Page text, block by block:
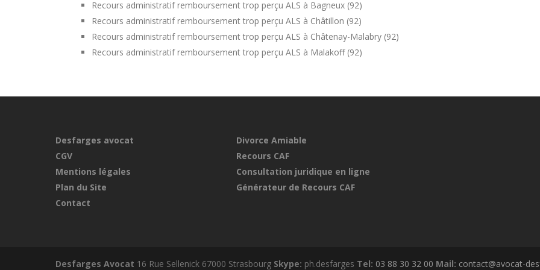
Recours administratif remboursement trop perçu ALS à Bagneux (92)
Recours administratif remboursement trop perçu ALS à Châtillon (92)
Recours administratif remboursement trop perçu ALS à Châtenay-Malabry (92)
Recours administratif remboursement trop perçu ALS à Malakoff (92)
Desfarges avocat
CGV
Mentions légales
Plan du Site
Contact
Divorce Amiable
Recours CAF
Consultation juridique en ligne
Générateur de Recours CAF
Desfarges Avocat 16 Rue Sellenick 67000 Strasbourg Skype: ph.desfarges Tel: 03 88 30 32 00 Mail: contact@avocat-